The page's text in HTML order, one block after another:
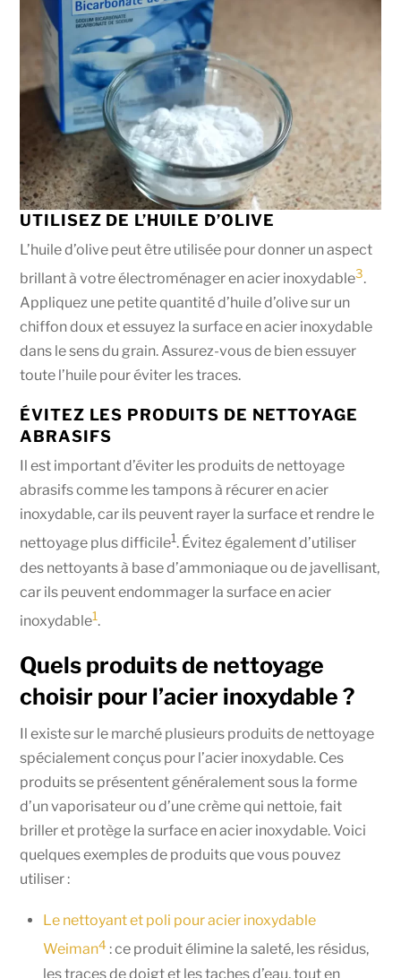
UTILISEZ DE L’HUILE D’OLIVE
L’huile d’olive peut être utilisée pour donner un aspect
brillant à votre électroménager en acier inoxydable3.
Appliquez une petite quantité d’huile d’olive sur un
chiffon doux et essuyez la surface en acier inoxydable
dans le sens du grain. Assurez-vous de bien essuyer
toute l’huile pour éviter les traces.
ÉVITEZ LES PRODUITS DE NETTOYAGE
ABRASIFS
Il est important d’éviter les produits de nettoyage
abrasifs comme les tampons à récurer en acier
inoxydable, car ils peuvent rayer la surface et rendre le
nettoyage plus difficile1. Évitez également d’utiliser
des nettoyants à base d’ammoniaque ou de javellisant,
car ils peuvent endommager la surface en acier
inoxydable1.
Quels produits de nettoyage
choisir pour l’acier inoxydable ?
Il existe sur le marché plusieurs produits de nettoyage
spécialement conçus pour l’acier inoxydable. Ces
produits se présentent généralement sous la forme
d’un vaporisateur ou d’une crème qui nettoie, fait
briller et protège la surface en acier inoxydable. Voici
quelques exemples de produits que vous pouvez
utiliser :
Le nettoyant et poli pour acier inoxydable
Weiman4 : ce produit élimine la saleté, les résidus,
les traces de doigt et les taches d’eau, tout en